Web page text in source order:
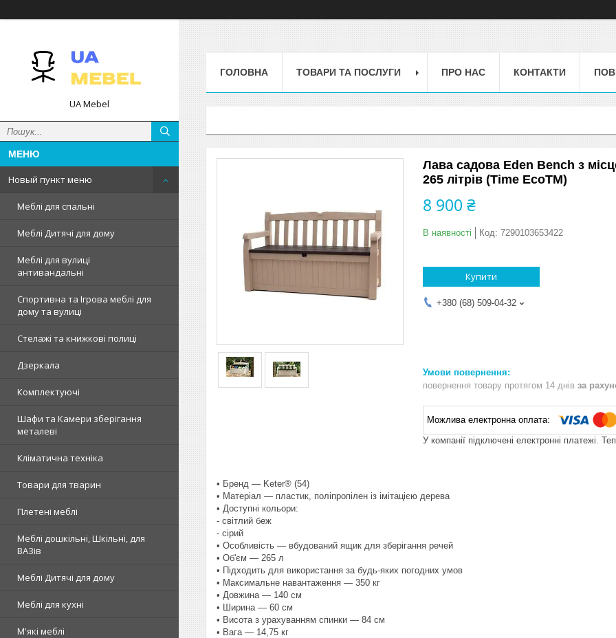
UA Mebel
Новый пункт меню
Меблі для спальні
Меблі Дитячі для дому
Меблі для вулиці
антивандальні
Спортивна та Ігрова меблі для
дому та вулиці
Стелажі та книжкові полиці
Дзеркала
Комплектуючі
Шафи та Камери зберігання
металеві
Кліматична техніка
Товари для тварин
Плетені меблі
Меблі дошкільні, Шкільні, для
ВАЗів
Меблі Дитячі для дому
Меблі для кухні
М'які меблі
ГОЛОВНА ТОВАРИ ТА ПОСЛУГИ ПРО НАС КОНТАКТИ
Лава садова Eden Bench з
265 літрів (Time EcoTM)
8 900 ₴
В наявності Код: 7290103653422
Купити
+380 (68) 509-04-32
повернення товару протягом 14 днів за
У компанії підключені електронні платежі.
• Бренд — Keter® (54)
• Матеріал — пластик, поліпропілен із імітацією дерева
• Доступні кольори:
- світлий беж
- сірий
• Особливість — вбудований ящик для зберігання речей
• Об'єм — 265 л
• Підходить для використання за будь-яких погодних умов
• Максимальне навантаження — 350 кг
• Довжина — 140 см
• Ширина — 60 см
• Висота з урахуванням спинки — 84 см
• Вага — 14,75 кг